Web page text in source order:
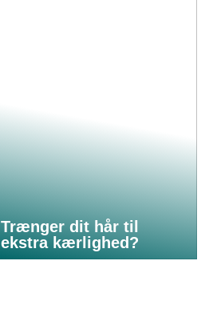
Trænger dit hår til
ekstra kærlighed?